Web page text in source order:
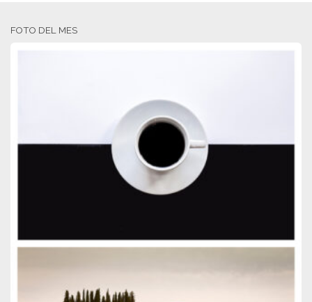
FOTO DEL MES